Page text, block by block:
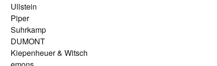
Ullstein
Piper
Suhrkamp
DUMONT
Kiepenheuer & Witsch